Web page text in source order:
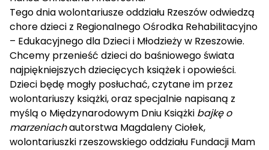
Tego dnia wolontariusze oddziału Rzeszów odwiedzą
chore dzieci z Regionalnego Ośrodka Rehabilitacyjno
– Edukacyjnego dla Dzieci i Młodzieży w Rzeszowie.
Chcemy przenieść dzieci do baśniowego świata
najpiękniejszych dziecięcych książek i opowieści.
Dzieci będę mogły posłuchać, czytane im przez
wolontariuszy książki, oraz specjalnie napisaną z
myślą o Międzynarodowym Dniu Książki bajkę o
marzeniachautorstwa Magdaleny Ciołek,
wolontariuszki rzeszowskiego oddziału Fundacji Mam